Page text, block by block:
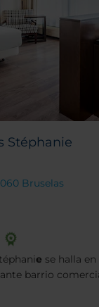
Stéphanie
Bruselas
e se halla
comercial de Louise.